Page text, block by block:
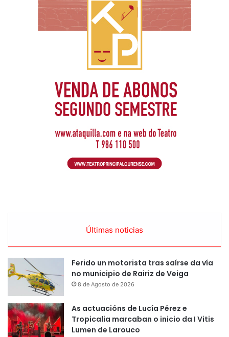
Últimas noticias
Ferido un motorista tras saírse da vía
no municipio de Rairiz de Veiga
8 de Agosto de 2026
As actuacións de Lucía Pérez e
Tropicalia marcaban o inicio da I Vitis
Lumen de Larouco